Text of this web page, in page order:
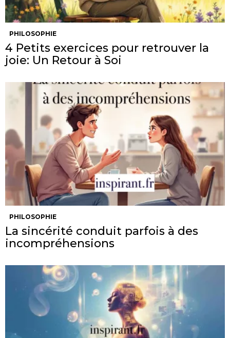
PHILOSOPHIE
4 Petits exercices pour retrouver la
joie: Un Retour à Soi
PHILOSOPHIE
La sincérité conduit parfois à des
incompréhensions